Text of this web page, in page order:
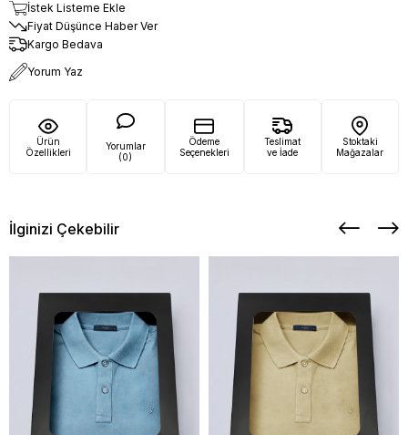
İstek Listeme Ekle
Fiyat Düşünce Haber Ver
Kargo Bedava
Yorum Yaz
Ürün
Özellikleri
Yorumlar
(0)
Ödeme
Seçenekleri
Teslimat
ve İade
Stoktaki
Mağazalar
İlginizi Çekebilir